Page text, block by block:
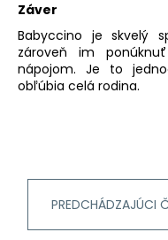
Záver
Babyccino je skvelý
zároveň im
nápojom. Je to
obľúbia celá rodina.
PREDCHÁDZAJÚCI